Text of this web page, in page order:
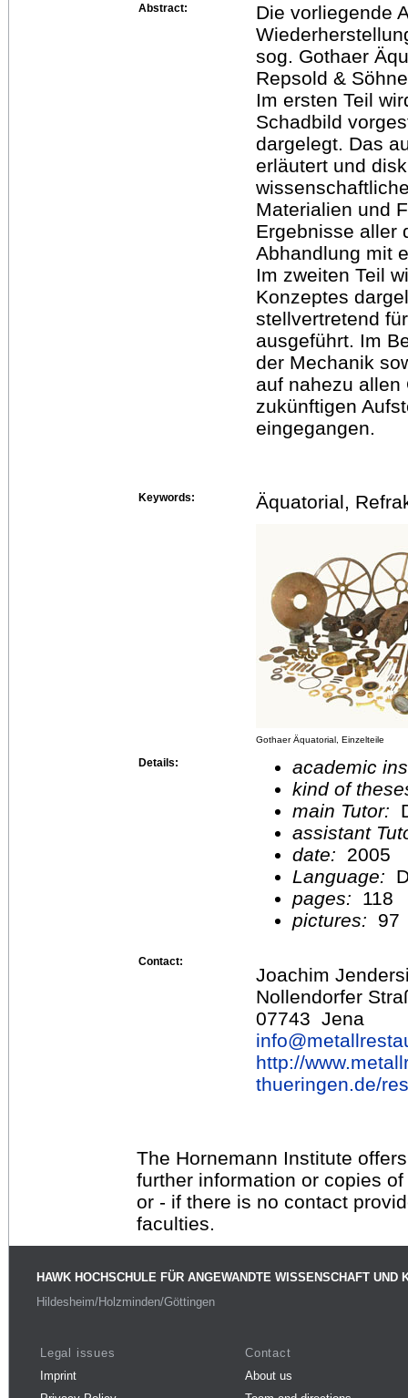
Abstract:
Die vorliegende
sog. Gothaer
Repsold &
Im ersten Teil
Schadbild
dargelegt. Das
erläutert und
Materialien und
Ergebnisse aller
Abhandlung mit
Im zweiten Teil
Konzeptes
stellvertretend
ausgeführt. Im
der Mechanik
auf nahezu allen
zukünftigen
eingegangen.
Keywords: Äquatorial,
Gothaer Äquatorial, Einzelteile
Details:
academic
kind of
main Tutor:
assistant
date:
2005
Language:
pages:
118
pictures:
97
Contact:
Joachim
Nollendorfer
07743 Jena
info@
http://
thueringen.de/
The Hornemann Institute
further information or copies
or - if there is no contact
faculties.
HAWK HOCHSCHULE FÜR ANGEWANDTE WISSENSCHAFT UND
Hildesheim/Holzminden/Göttingen
Legal issues
Imprint
Contact
About us